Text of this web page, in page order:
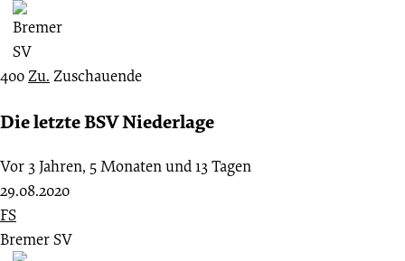
400Zu. Zuschauende
Die letzte BSV Niederlage
Vor 3 Jahren, 5 Monaten und 13 Tagen
29.08.2020
FS
Bremer SV